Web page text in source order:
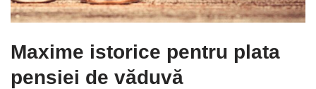
Maxime istorice pentru plata
pensiei de văduvă